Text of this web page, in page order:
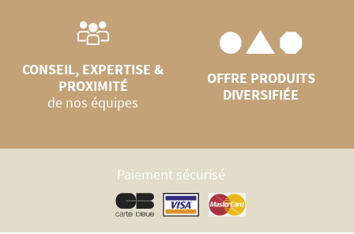
CONSEIL, EXPERTISE &
PROXIMITÉ
de nos équipes
OFFRE PRODUITS
DIVERSIFIÉE
Paiement sécurisé